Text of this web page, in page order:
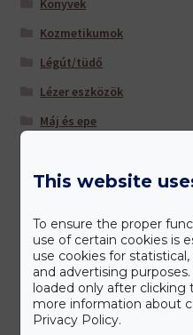
Könyvek
Kozmetikumok
Légút/tüdő
Lézer eszközök
Máj és epe
Nőknek
Szem/látás
Szív és érrendszer
Táplálkozás-Beállítás (TM)
Tisztítás és salaktalanítás
This website
To ensure the proper
use of certain cookies is
use cookies for
and advertising
loaded only after
more information about
Privacy Policy.